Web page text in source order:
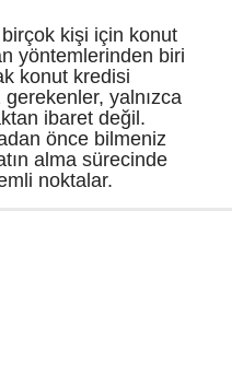
kişi için konut
yöntemlerinden biri
konut kredisi
yalnızca
ibaret değil.
önce bilmeniz
alma sürecinde
noktalar.